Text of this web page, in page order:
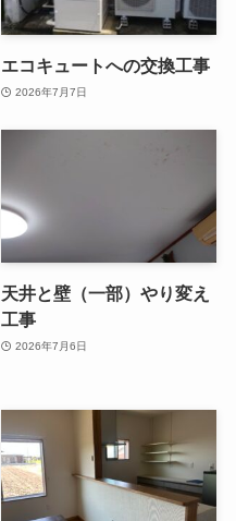
エコキュートへの交換工事
2026年7月7日
天井と壁（一部）やり変え
工事
2026年7月6日